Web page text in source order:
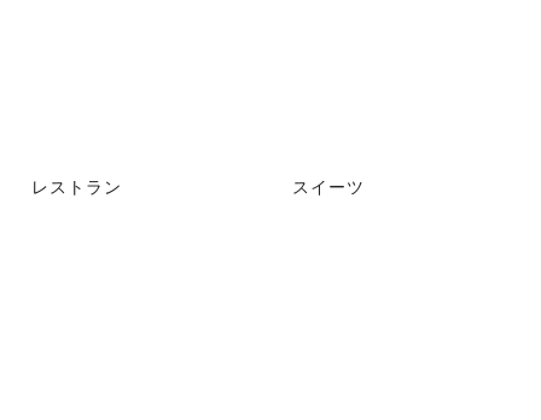
レストラン スイーツ